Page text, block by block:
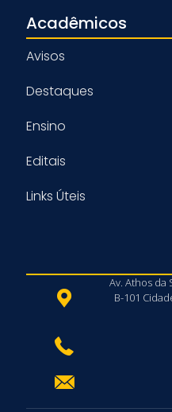
Acadêmicos
Avisos
Destaques
Ensino
Editais
Links Úteis
Av. Athos da
B-101